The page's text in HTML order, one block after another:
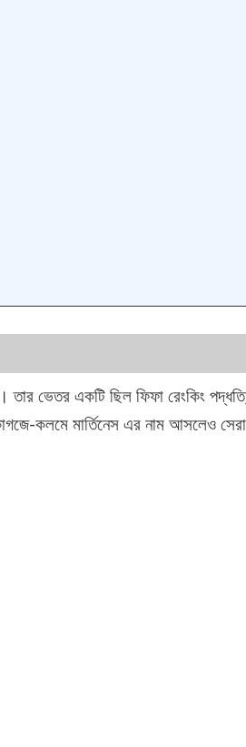
তার ভেতর একটি ছিল ফিফা রেংকিং
কলমে মার্তিনেস এর নাম আসলেও সেরা